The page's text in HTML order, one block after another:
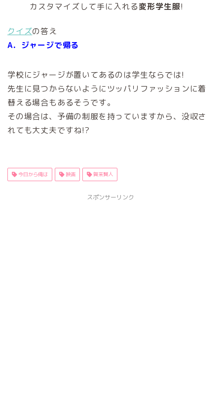
カスタマイズして手に入れる変形学生服!
クイズの答え
A．ジャージで帰る
学校にジャージが置いてあるのは学生ならでは!
先生に見つからないようにツッパリファッションに着
替える場合もあるそうです。
その場合は、予備の制服を持っていますから、没収さ
れても大丈夫ですね!?
今日から俺は 映画 賀来賢人
スポンサーリンク